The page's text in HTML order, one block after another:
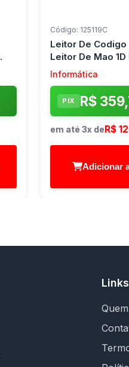
Código: 125119C
Leitor De Codigo
Leitor De Mao 1D
Informática
PIX R$
em até 3x deR$
Adicionar